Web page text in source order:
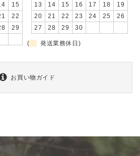
15
22
29
13
14 15 16 17 18
19
20
21 22 23 24 25
26
27
28 29 30
( 発送業務休日)
お買い物ガイド